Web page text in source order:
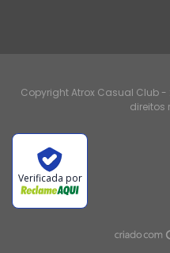
Copyright Atrox Casual Club -
direitos
Verificada por